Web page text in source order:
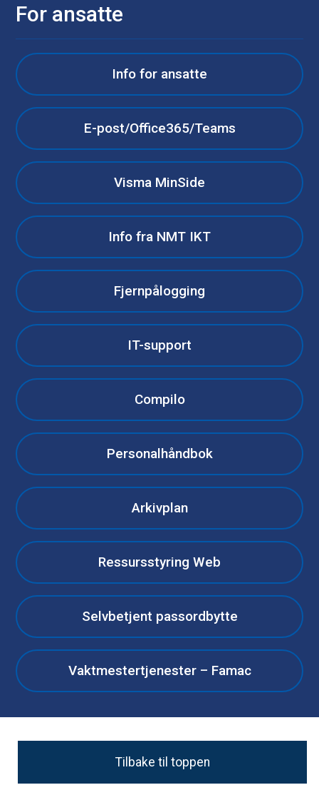
For ansatte
Info for ansatte
E-post/Office365/Teams
Visma MinSide
Info fra NMT IKT
Fjernpålogging
IT-support
Compilo
Personalhåndbok
Arkivplan
Ressursstyring Web
Selvbetjent passordbytte
Vaktmestertjenester – Famac
Tilbake til toppen